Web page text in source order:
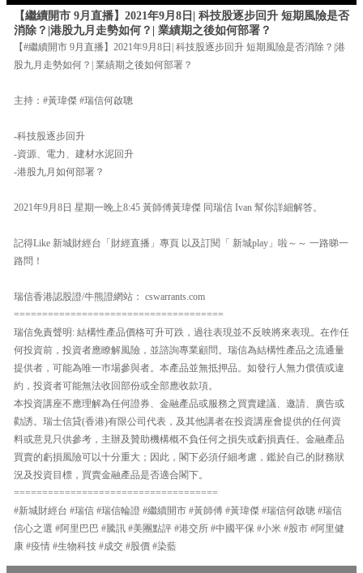
【繼續開市 9月直播】2021年9月8日| 科技股逐步回升 短期風險是否
消除？|港股九月走勢如何？| 業績期之後如何部署？
【#繼續開市 9月直播】2021年9月8日| 科技股逐步回升 短期風險是否消除？|港
股九月走勢如何？| 業績期之後如何部署？
主持：#黃瑋傑 #瑞信何啟聰
-科技股逐步回升
-資源、電力、建材水泥回升
-港股九月如何部署？
2021年9月8日 星期一晚上8:45 黃師傅黃瑋傑 同瑞信 Ivan 幫你詳細解答。
記得Like 新城財經台「財經直播」專頁 以及訂閱「 新城play」啦～～ 一路睇一
路問！
瑞信香港認股證/牛熊證網站： cswarrants.com
=====================================
瑞信免責聲明: 結構性產品價格可升可跌，過往表現並不反映將來表現。在作任
何投資前，投資者應瞭解風險，並諮詢專業顧問。瑞信為結構性產品之流通量
提供者，可能為唯一巿場參與者。本產品並無抵押品。如發行人無力償債或違
約，投資者可能無法收回部份或全部應收款項。
本投資講座不應理解為任何證券、金融產品或服務之買賣建議、邀請、廣告或
勸誘。瑞士信貸(香港)有限公司代表，及其他講者在投資講座會提供的任何資
料或意見只供參考，主辦及贊助機構概不負任何之損失或虧損責任。金融產品
買賣的虧損風險可以十分重大；因此，閣下必須仔細考慮，鑑於自己的財務狀
況及投資目標，買賣金融產品是否適合閣下。
====================================
#新城財經台 #瑞信 #瑞信輪證 #繼續開市 #黃師傅 #黃瑋傑 #瑞信何啟聰 #瑞信
信心之選 #阿里巴巴 #騰訊 #美團點評 #港交所 #中國平保 #小米 #股市 #阿里健
康 #疫情 #生物科技 #成交 #股價 #染藍